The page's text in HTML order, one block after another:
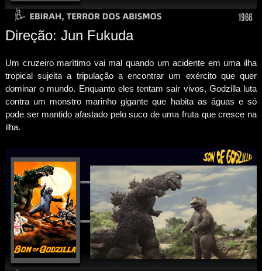
Direção: Jun Fukuda
Um cruzeiro marítimo vai mal quando um acidente em uma ilha
tropical sujeita a tripulação a encontrar um exército que quer
dominar o mundo. Enquanto eles tentam sair vivos, Godzilla luta
contra um monstro marinho gigante que habita as águas e só
pode ser mantido afastado pelo suco de uma fruta que cresce na
ilha.